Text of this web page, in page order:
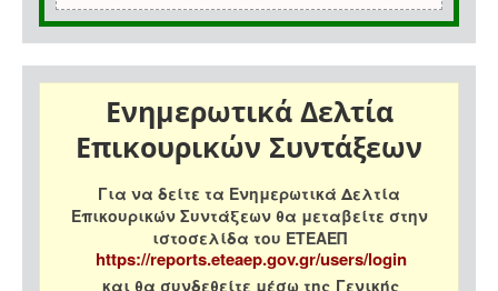
Ενημερωτικά Δελτία
Επικουρικών Συντάξεων
Για να δείτε τα Ενημερωτικά Δελτία
Επικουρικών Συντάξεων θα μεταβείτε στην
ιστοσελίδα του ΕΤΕΑΕΠ
https://reports.eteaep.gov.gr/users/login
και θα συνδεθείτε μέσω της Γενικής